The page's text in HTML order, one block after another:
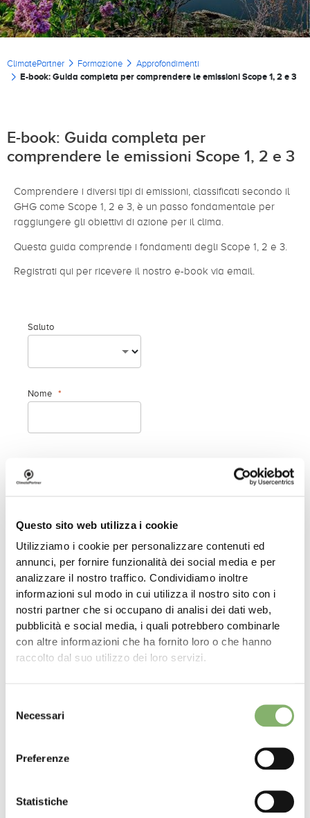
Questo sito web utilizza i cookie
Utilizziamo i cookie per personalizzare contenuti ed
annunci, per fornire funzionalità dei social media e per
analizzare il nostro traffico. Condividiamo inoltre
informazioni sul modo in cui utilizza il nostro sito con i
nostri partner che si occupano di analisi dei dati web,
pubblicità e social media, i quali potrebbero combinarle
con altre informazioni che ha fornito loro o che hanno
raccolto dal suo utilizzo dei loro servizi.
delNecessari
Preferenze
Statistiche
Briciole di pane
ClimatePartner Formazione Approfondimenti
E-book: Guida completa per comprendere le emissioni Scope 1, 2 e 3
E-book: Guida completa per
comprendere le emissioni Scope 1, 2 e 3
Comprendere i diversi tipi di emissioni, classificati secondo il
GHG come Scope 1, 2 e 3, è un passo fondamentale per
raggiungere gli obiettivi di azione per il clima.
Questa guida comprende i fondamenti degli Scope 1, 2 e 3.
Registrati qui per ricevere il nostro e-book via email.
Saluto
Nome
Cognome
Numero di telefono
Email
Paese